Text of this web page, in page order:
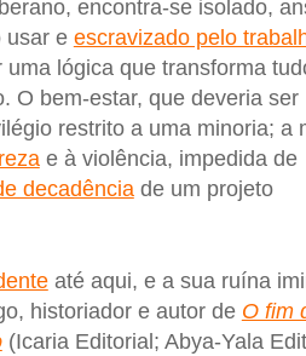
encontra-se isolado,
usar e escravizado pelo
uma lógica que transforma
bem-estar, que deveria ser
restrito a uma minoria; a
e à violência, impedida de
decadênciade um projeto
até aqui, e a sua ruína
historiador e autor de O fim
(Icaria Editorial; Abya-Yala